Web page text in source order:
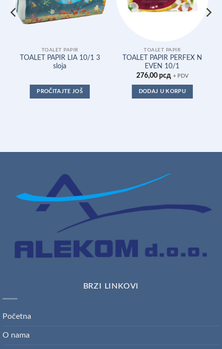
TOALET PAPIR
TOALET PAPIR LIA 10/1 3
sloja
PROČITAJTE JOŠ
TOALET PAPIR
TOALET PAPIR PERFEX N
EVEN 10/1
276,00 рсд + PDV
DODAJ U KORPU
BRZI LINKOVI
Početna
O nama